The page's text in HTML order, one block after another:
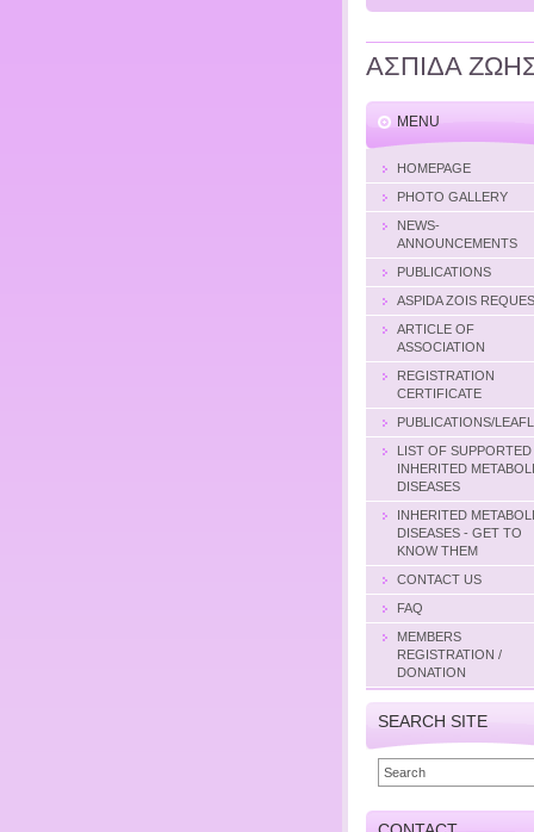
ΑΣΠΙΔΑ
MENU
HOMEPAGE
PHOTO GALLERY
NEWS-
ANNOUNCEMENTS
PUBLICATIONS
ASPIDA ZOIS
ARTICLE OF
ASSOCIATION
REGISTRATION
CERTIFICATE
PUBLICATIONS/
LIST OF SUPPORTED
INHERITED
DISEASES
INHERITED
DISEASES - GET TO
KNOW THEM
CONTACT US
FAQ
MEMBERS
REGISTRATION /
DONATION
SEARCH SITE